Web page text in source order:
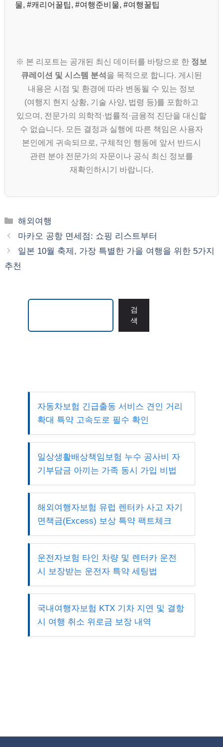
물, #캐리어꿀팁, #여행준비물, #여행꿀팁
※ 본 리포트는 공개된 최신 데이터를 바탕으로 한 정보
큐레이션 및 시스템 분석 을 목적으로 합니다. 게시된
내용은 시점 및 환경에 따라 변동될 수 있는 정보
(여행지 현지 상황, 기술 사양, 법령 등)를 포함하고
있으며, 전문가의 의학적·법률적·금융적 진단을 대신할
수 없습니다. 모든 결정과 실행에 따른 책임은 사용자
본인에게 귀속되므로, 구체적인 행동에 앞서 반드시
관련 분야 전문가의 자문이나 공식 최신 정보를
재확인하시기 바랍니다.
카
테
리
해외여행
마카오 공항 면세점: 쇼핑 리스트부터
일본 10월 축제, 가장 특별한 가을 여행을 위한 5가지
추천
검
색
자동차보험 긴급출동 서비스 견인 거리
확대 특약 고속도로 필수 확인
일상생활배상책임보험 누수 공사비 자
기부담금 아끼는 가족 동시 가입 비법
해외여행자보험 유럽 렌터카 사고 자기
면책금(Excess) 보상 특약 팩트체크
운전자보험 타인 차량 및 렌터카 운전
시 보장받는 운전자 특약 세팅법
국내여행자보험 KTX 기차 지연 및 결항
시 여행 취소 위로금 보장 내역